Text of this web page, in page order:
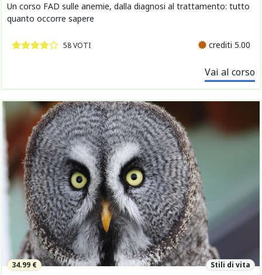
Un corso FAD sulle anemie, dalla diagnosi al trattamento: tutto
quanto occorre sapere
58 VOTI crediti 5.00
Vai al corso
34.99 € Stili di vita